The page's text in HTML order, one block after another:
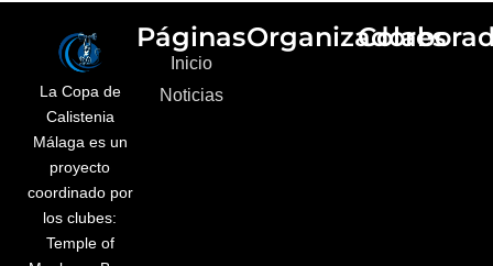
La Copa de
Calistenia
Málaga es un
proyecto
coordinado por
los clubes:
Temple of
Páginas
Inicio
Noticias
Organizadores